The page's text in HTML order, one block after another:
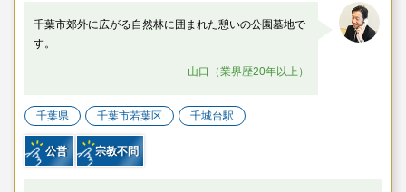
千葉市郊外に広がる自然林に囲まれた憩いの公園墓地で
す。
山口（業界歴20年以上）
千葉県 千葉市若葉区 千城台駅
公営 宗教不問